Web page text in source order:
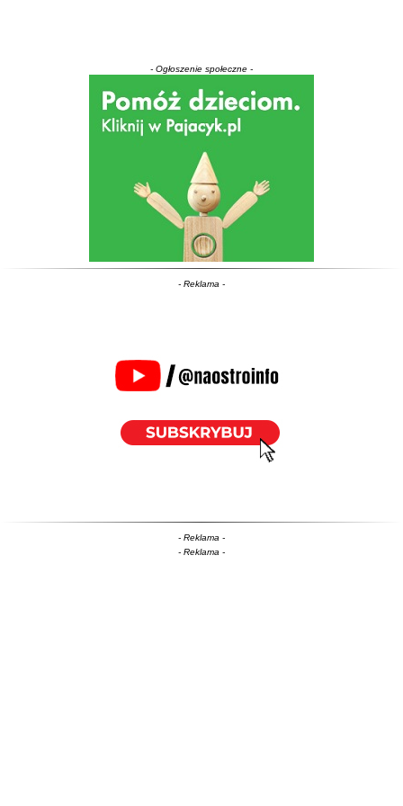
- Ogłoszenie społeczne -
- Reklama -
- Reklama -
- Reklama -